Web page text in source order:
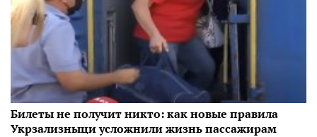
Билеты не получит никто: как новые правила
Укрзализныци усложнили жизнь пассажирам